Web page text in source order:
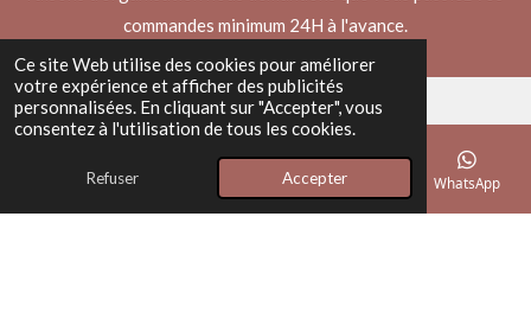
Ce site Web utilise des cookies pour améliorer
votre expérience et afficher des publicités
personnalisées. En cliquant sur "Accepter", vous
consentez à l'utilisation de tous les cookies.
Refuser Accepter
commandes minimum 24H à l'avance.
© 2025 - 2026 Coco Piment By Vivi
Propulsé par Webador
Téléphone Carte Facebook WhatsApp